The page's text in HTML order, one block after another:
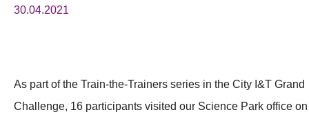
科技分享
30.04.2021
As part of the Train-the-Trainers series in the City I&T Grand
Challenge, 16 participants visited our Science Park office on